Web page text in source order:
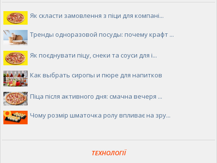
Як скласти замовлення з піци для компані...
Тренды одноразовой посуды: почему крафт ...
Як поєднувати піцу, снеки та соуси для і...
Как выбрать сиропы и пюре для напитков
Піца після активного дня: смачна вечеря ...
Чому розмір шматочка ролу впливає на зру...
ТЕХНОЛОГІЇ